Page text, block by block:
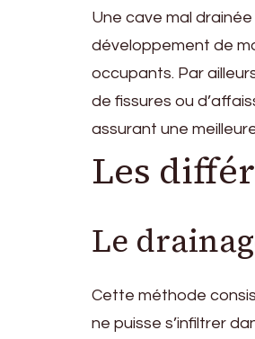
Une cave mal
développement de
occupants. Par
de fissures ou
assurant une
Les
Le
Cette méthode
ne puisse s’infiltrer